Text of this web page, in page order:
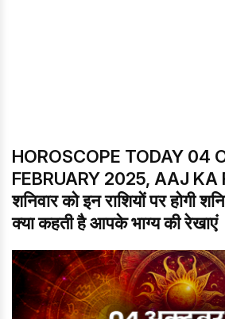
HOROSCOPE TODAY 04
FEBRUARY 2025, AAJ KA
शनिवार को इन राशियों पर होगी
क्या कहती है आपके भाग्य की रेखाएं